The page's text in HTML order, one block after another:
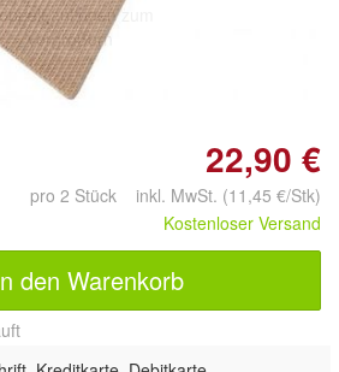
antippen zum
vergrößern
22,90 €
pro 2 Stück inkl. MwSt. (11,45 €/Stk)
Kostenloser Versand
den Warenkorb